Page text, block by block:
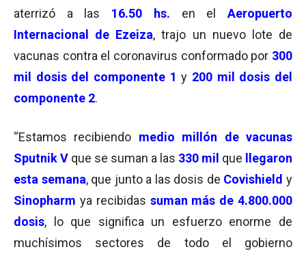
aterrizó a las 16.50 hs. en elAeropuerto
Internacional de Ezeiza, trajo un nuevo lote de
vacunas contra el coronavirus conformado por 300
mil dosis del componente 1 y 200 mil dosis del
componente 2.
“Estamos recibiendo medio millón de vacunas
Sputnik V que se suman a las 330 mil que
llegaron
esta semana, que junto a las dosis de Covishield y
Sinopharm ya recibidas suman más de 4.800.000
dosis, lo que significa un esfuerzo enorme de
muchísimos sectores de todo el gobierno